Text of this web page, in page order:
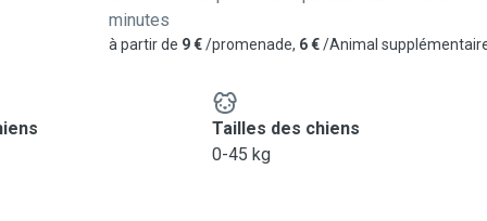
minutes
à partir de 9 €/promenade, 6 €/Animal
Tailles des chiens
0-45 kg